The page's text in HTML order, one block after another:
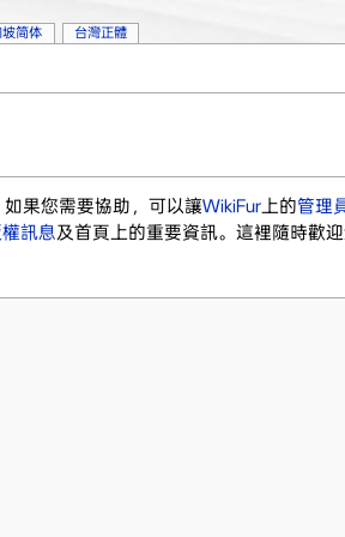
果您需要協助，可以讓WikiFur上的管理
訊息及首頁上的重要資訊。這裡隨時歡
简体 台灣正體